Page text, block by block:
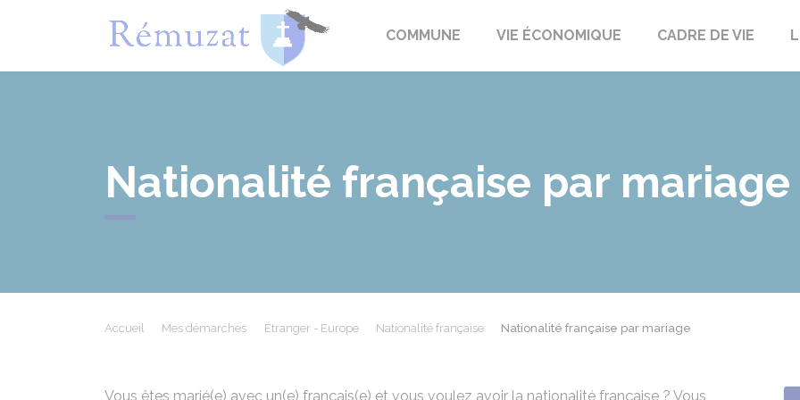
RémuzatCOMMUNE VIE ÉCONOMIQUE CADRE DE VIE
Nationalité française par mariage
Accueil Mes démarches Étranger - Europe Nationalité française Nationalité française par mariage
Vous êtes marié(e) avec un(e) français(e) et vous voulez avoir la nationalité française ? Vous